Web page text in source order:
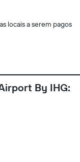
locais a serem pagos
By IHG: